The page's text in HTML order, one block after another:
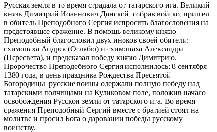
Русская земля в то время страдала от татарского ига. Великий
князь Димитрий Иоаннович Донской, собрав войско, пришел
в обитель Преподобного Сергия испросить благословения на
предстоявшее сражение. В помощь великому князю
Преподобный благословил двух иноков своей обители:
схимонаха Андрея (Ослябю) и схимонаха Александра
(Пересвета), и предсказал победу князю Димитрию.
Пророчество Преподобного Сергия исполнилось: 8 сентября
1380 года, в день праздника Рождества Пресвятой
Богородицы, русские воины одержали полную победу над
татарскими полчищами на Куликовом поле, положив начало
освобождения Русской земли от татарского ига. Во время
сражения Преподобный Сергий вместе с братией стоял на
молитве и просил Бога о даровании победы русскому
воинству.